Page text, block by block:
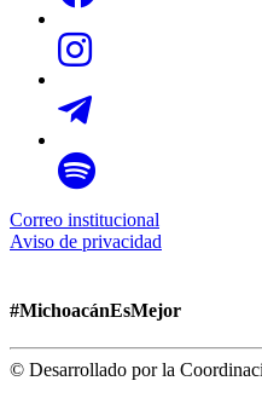
Correo institucional
Aviso de privacidad
#MichoacánEsMejor
© Desarrollado por la